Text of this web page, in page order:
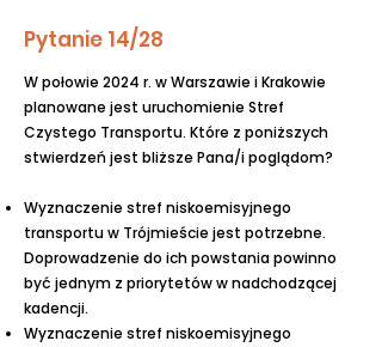
Pytanie 14/28
W połowie 2024 r. w Warszawie i Krakowie
planowane jest uruchomienie Stref
Czystego Transportu. Które z poniższych
stwierdzeń jest bliższe Pana/i poglądom?
Wyznaczenie stref niskoemisyjnego
transportu w Trójmieście jest potrzebne.
Doprowadzenie do ich powstania powinno
być jednym z priorytetów w nadchodzącej
kadencji.
Wyznaczenie stref niskoemisyjnego